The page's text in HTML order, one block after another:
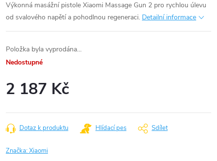
Výkonná masážní pistole Xiaomi Massage Gun 2 pro rychlou úlevu
od svalového napětí a pohodlnou regeneraci. Detailní informace
Položka byla vyprodána…
Nedostupné
2 187 Kč
cena:
Dotaz k produktu Hlídací pes Sdílet
Značka:Xiaomi